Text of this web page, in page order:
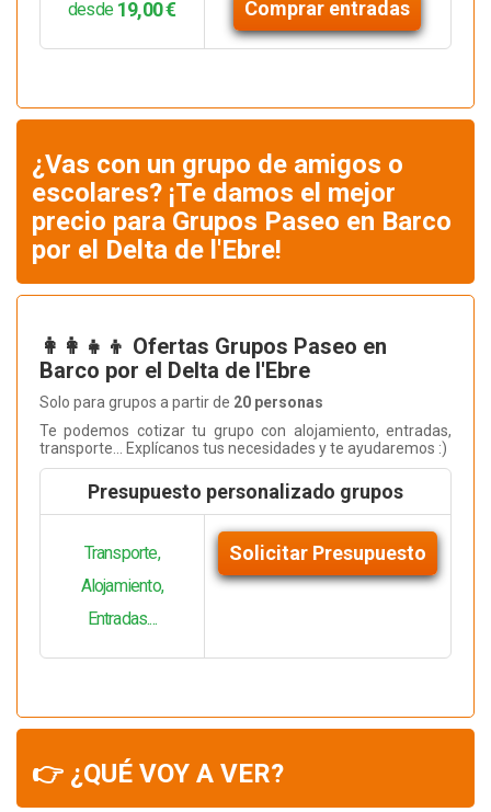
desde 19,00 € Comprar entradas
¿Vas con un grupo de amigos o
escolares? ¡Te damos el mejor
precio para Grupos Paseo en Barco
por el Delta de l'Ebre!
👩‍👩‍👧‍👦 Ofertas Grupos Paseo en
Barco por el Delta de l'Ebre
Solo para grupos a partir de 20 personas
Te podemos cotizar tu grupo con alojamiento, entradas,
transporte... Explícanos tus necesidades y te ayudaremos :)
Presupuesto personalizado grupos
Transporte,
Alojamiento,
Entradas....
Solicitar Presupuesto
👉 ¿QUÉ VOY A VER?